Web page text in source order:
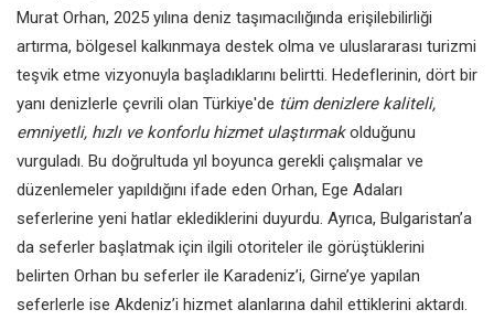
Murat Orhan, 2025 yılına deniz taşımacılığında erişilebilirliği
artırma, bölgesel kalkınmaya destek olma ve uluslararası turizmi
teşvik etme vizyonuyla başladıklarını belirtti. Hedeflerinin, dört bir
yanı denizlerle çevrili olan Türkiye'de tüm denizlere kaliteli,
emniyetli, hızlı ve konforlu hizmet ulaştırmakolduğunu
vurguladı. Bu doğrultuda yıl boyunca gerekli çalışmalar ve
düzenlemeler yapıldığını ifade eden Orhan, Ege Adaları
seferlerine yeni hatlar eklediklerini duyurdu. Ayrıca, Bulgaristan’a
da seferler başlatmak için ilgili otoriteler ile görüştüklerini
belirten Orhan bu seferler ile Karadeniz’i, Girne’ye yapılan
seferlerle ise Akdeniz’i hizmet alanlarına dahil ettiklerini aktardı.